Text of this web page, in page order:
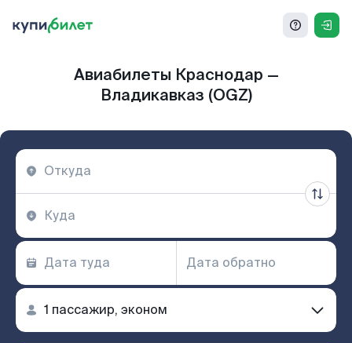
Авиабилеты Краснодар —
Владикавказ (OGZ)